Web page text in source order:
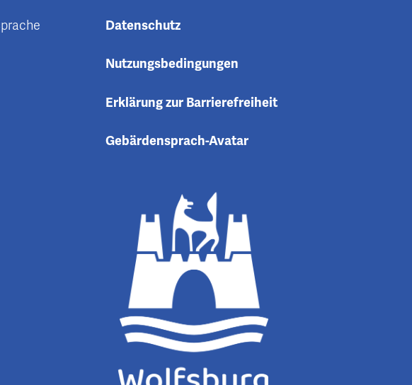
Datenschutz
Nutzungsbedingungen
Erklärung zur Barrierefreiheit
Gebärdensprach-Avatar